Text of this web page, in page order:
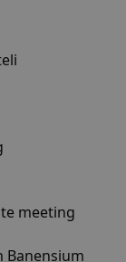
meeting
Banensium